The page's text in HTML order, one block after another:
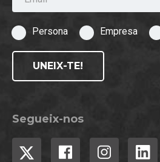
Persona Empresa
UNEIX-TE!
Segueix-nos